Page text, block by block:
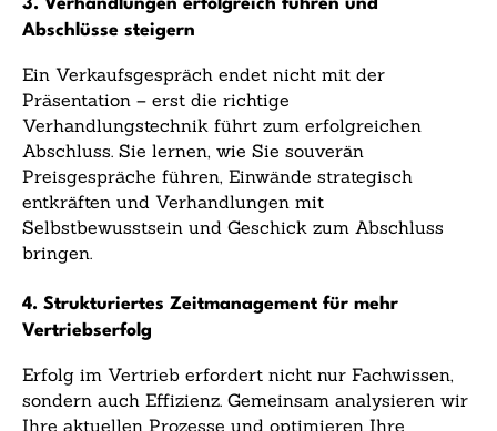
3. Verhandlungen erfolgreich führen und
Abschlüsse steigern
Ein Verkaufsgespräch endet nicht mit der
Präsentation – erst die richtige
Verhandlungstechnik führt zum erfolgreichen
Abschluss. Sie lernen, wie Sie souverän
Preisgespräche führen, Einwände strategisch
entkräften und Verhandlungen mit
Selbstbewusstsein und Geschick zum Abschluss
bringen.
4. Strukturiertes Zeitmanagement für mehr
Vertriebserfolg
Erfolg im Vertrieb erfordert nicht nur Fachwissen,
sondern auch Effizienz. Gemeinsam analysieren wir
Ihre aktuellen Prozesse und optimieren Ihre